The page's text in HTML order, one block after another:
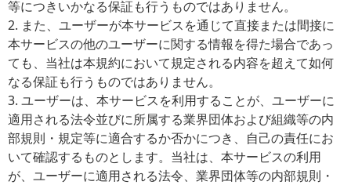
等につきいかなる保証も行うものではありません。
2. また、ユーザーが本サービスを通じて直接または間接に
本サービスの他のユーザーに関する情報を得た場合であっ
ても、当社は本規約において規定される内容を超えて如何
なる保証も行うものではありません。
3. ユーザーは、本サービスを利用することが、ユーザーに
適用される法令並びに所属する業界団体および組織等の内
部規則・規定等に適合するか否かにつき、自己の責任にお
いて確認するものとします。当社は、本サービスの利用
が、ユーザーに適用される法令、業界団体等の内部規則・